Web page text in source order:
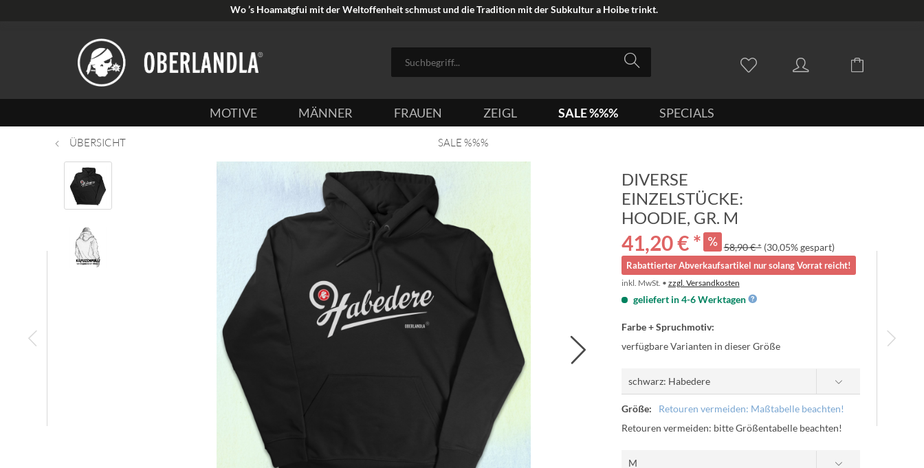
Wo ’s Hoamatgfui mit der Weltoffenheit schmust und die Tradition mit der Subkultur a Hoibe trinkt.
MOTIVE MÄNNER FRAUEN ZEIGL SALE %%% SPECIALS
ÜBERSICHT SALE %%%
DIVERSE
EINZELSTÜCKE:
HOODIE, GR. M
41,20 € * 58,90 € * (30,05% gespart)
Rabattierter Abverkaufsartikel nur solang Vorrat reicht!
inkl. MwSt. • zzgl. Versandkosten
geliefert in 4-6 Werktagen
Farbe + Spruchmotiv:
verfügbare Varianten in dieser Größe
Größe:
Retouren vermeiden: Maßtabelle beachten!
Retouren vermeiden: bitte Größentabelle beachten!